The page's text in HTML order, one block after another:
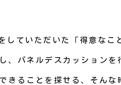
していただいた「得意なこ
、パネルデスカッションを
きることを探せる、そんな